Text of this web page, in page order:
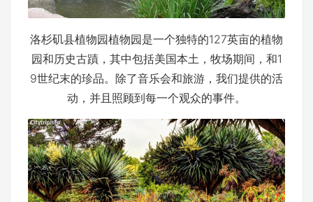
洛杉矶县植物园植物园是一个独特的127英亩的植物
园和历史古蹟，其中包括美国本土，牧场期间，和1
9世纪末的珍品。除了音乐会和旅游，我们提供的活
动，并且照顾到每一个观众的事件。